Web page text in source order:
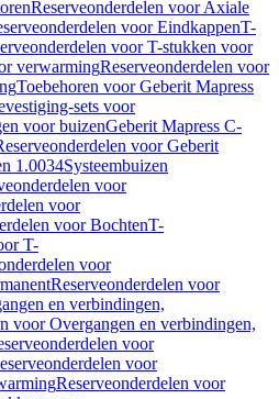
Reserveonderdelen voor Axiale
voor EindkappenT-
voor T-stukken voor
verwarmingReserveonderdelen voor
Toebehoren voor Geberit Mapress
sets voor
voor buizenGeberit Mapress C-
voor Geberit
1.0034Systeembuizen
voor
voor
voor BochtenT-
T-
voor
Reserveonderdelen voor
en verbindingen,
voor Overgangen en verbindingen,
voor
voor
Reserveonderdelen voor